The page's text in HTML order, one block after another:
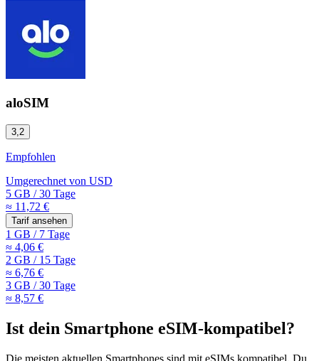
aloSIM
3,2
Empfohlen
Umgerechnet von USD
5 GB /30 Tage
≈ 11,72 €
Tarif ansehen
1 GB /7 Tage
≈ 4,06 €
2 GB /15 Tage
≈ 6,76 €
3 GB /30 Tage
≈ 8,57 €
Ist dein Smartphone eSIM-kompatibel?
Die meisten aktuellen Smartphones sind mit eSIMs kompatibel. Du